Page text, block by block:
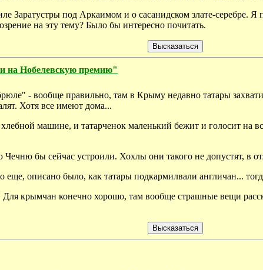
Заратустры под Аркаимом и о сасанидском злате-серебре.
на эту тему? Было бы интересно почитать.
на Нобелевскую премию"
- вообще правильно, там в Крыму недавно татары
Хотя все имеют дома...
машине, и татарченок маленький бежит и голосит на
бы сейчас устроили. Хохлы они такого не допустят, в
еще, описано было, как татары подкармилвали англичан...
крымчан конечно хорошо, там вообще страшные вещи